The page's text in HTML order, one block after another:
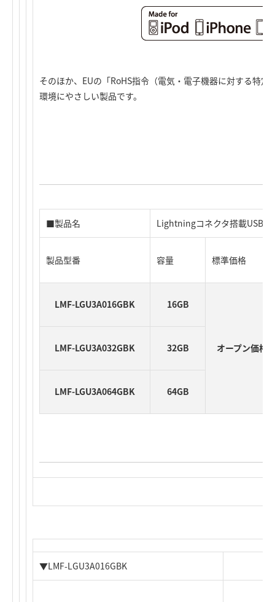
そのほか、EUの「RoHS指令（電気・電子機器に対する特
環境にやさしい製品です。
■製品名 Lightningコネクタ搭載
製品型番 容量 標準価格
LMF-LGU3A016GBK 16GB
オープン価格
LMF-LGU3A032GBK 32GB
LMF-LGU3A064GBK 64GB
▼LMF-LGU3A016GBK